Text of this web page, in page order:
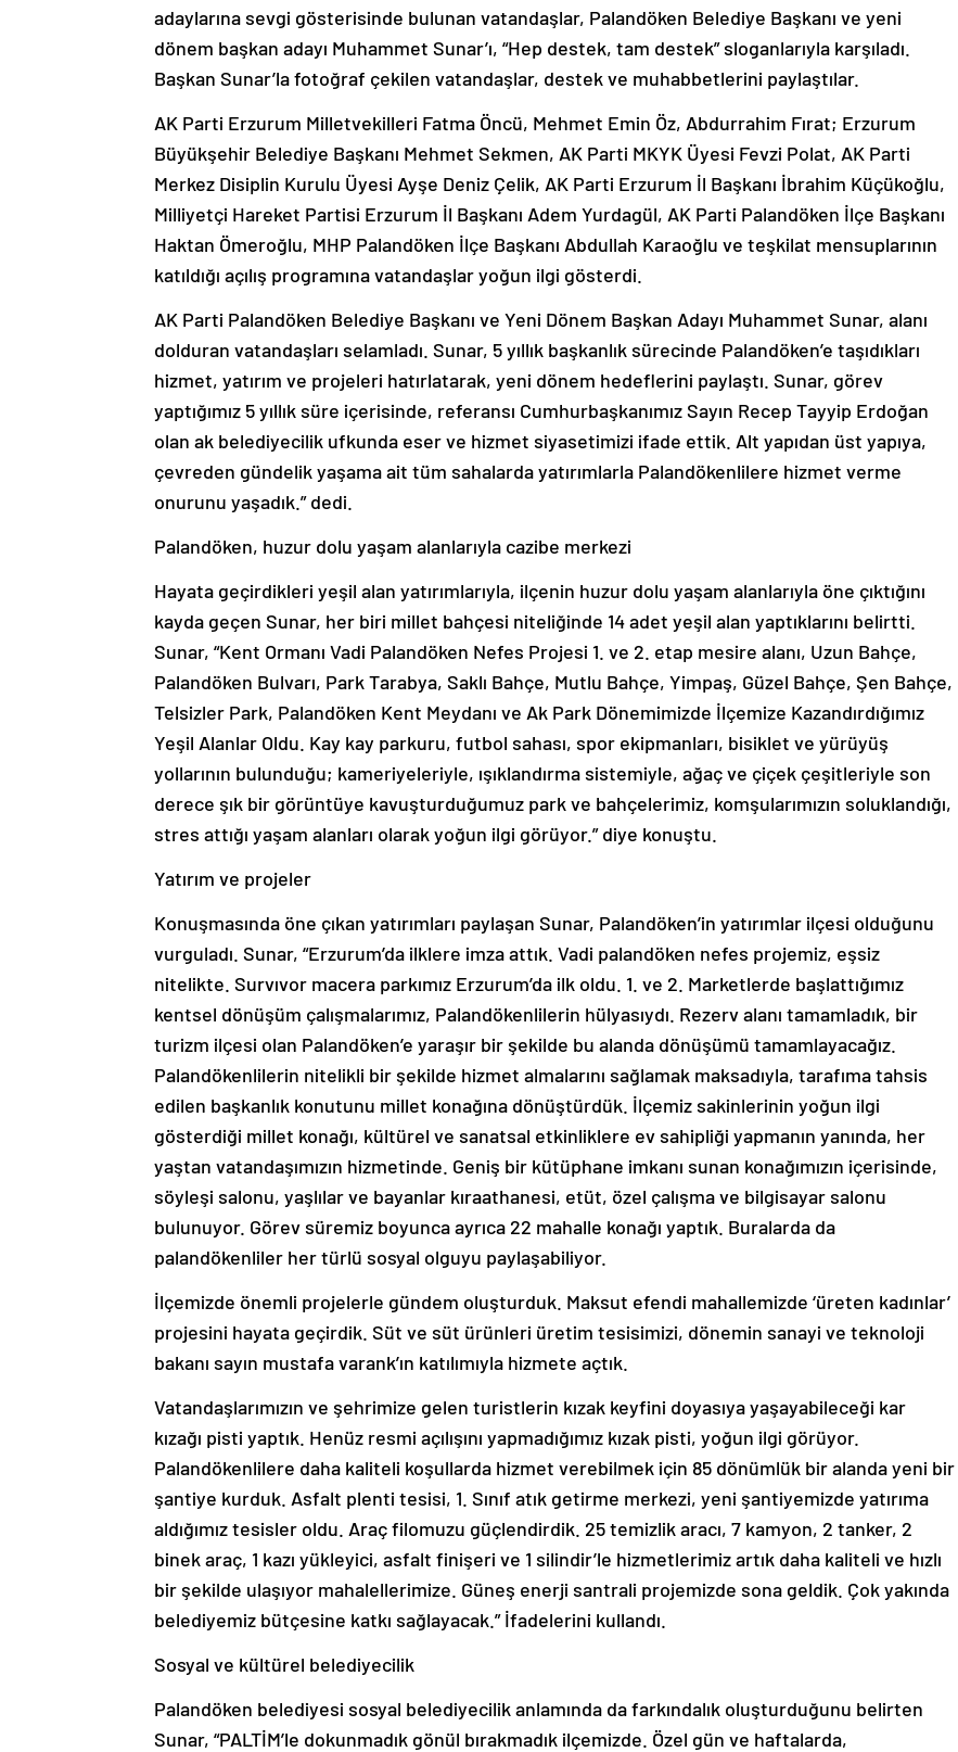
adaylarına sevgi gösterisinde bulunan vatandaşlar, Palandöken Belediye Başkanı ve yeni
dönem başkan adayı Muhammet Sunar’ı, “Hep destek, tam destek” sloganlarıyla karşıladı.
Başkan Sunar’la fotoğraf çekilen vatandaşlar, destek ve muhabbetlerini paylaştılar.
AK Parti Erzurum Milletvekilleri Fatma Öncü, Mehmet Emin Öz, Abdurrahim Fırat; Erzurum
Büyükşehir Belediye Başkanı Mehmet Sekmen, AK Parti MKYK Üyesi Fevzi Polat, AK Parti
Merkez Disiplin Kurulu Üyesi Ayşe Deniz Çelik, AK Parti Erzurum İl Başkanı İbrahim Küçükoğlu,
Milliyetçi Hareket Partisi Erzurum İl Başkanı Adem Yurdagül, AK Parti Palandöken İlçe Başkanı
Haktan Ömeroğlu, MHP Palandöken İlçe Başkanı Abdullah Karaoğlu ve teşkilat mensuplarının
katıldığı açılış programına vatandaşlar yoğun ilgi gösterdi.
AK Parti Palandöken Belediye Başkanı ve Yeni Dönem Başkan Adayı Muhammet Sunar, alanı
dolduran vatandaşları selamladı. Sunar, 5 yıllık başkanlık sürecinde Palandöken’e taşıdıkları
hizmet, yatırım ve projeleri hatırlatarak, yeni dönem hedeflerini paylaştı. Sunar, görev
yaptığımız 5 yıllık süre içerisinde, referansı Cumhurbaşkanımız Sayın Recep Tayyip Erdoğan
olan ak belediyecilik ufkunda eser ve hizmet siyasetimizi ifade ettik. Alt yapıdan üst yapıya,
çevreden gündelik yaşama ait tüm sahalarda yatırımlarla Palandökenlilere hizmet verme
onurunu yaşadık.” dedi.
Palandöken, huzur dolu yaşam alanlarıyla cazibe merkezi
Hayata geçirdikleri yeşil alan yatırımlarıyla, ilçenin huzur dolu yaşam alanlarıyla öne çıktığını
kayda geçen Sunar, her biri millet bahçesi niteliğinde 14 adet yeşil alan yaptıklarını belirtti.
Sunar, “Kent Ormanı Vadi Palandöken Nefes Projesi 1. ve 2. etap mesire alanı, Uzun Bahçe,
Palandöken Bulvarı, Park Tarabya, Saklı Bahçe, Mutlu Bahçe, Yimpaş, Güzel Bahçe, Şen Bahçe,
Telsizler Park, Palandöken Kent Meydanı ve Ak Park Dönemimizde İlçemize Kazandırdığımız
Yeşil Alanlar Oldu. Kay kay parkuru, futbol sahası, spor ekipmanları, bisiklet ve yürüyüş
yollarının bulunduğu; kameriyeleriyle, ışıklandırma sistemiyle, ağaç ve çiçek çeşitleriyle son
derece şık bir görüntüye kavuşturduğumuz park ve bahçelerimiz, komşularımızın soluklandığı,
stres attığı yaşam alanları olarak yoğun ilgi görüyor.” diye konuştu.
Yatırım ve projeler
Konuşmasında öne çıkan yatırımları paylaşan Sunar, Palandöken’in yatırımlar ilçesi olduğunu
vurguladı. Sunar, “Erzurum’da ilklere imza attık. Vadi palandöken nefes projemiz, eşsiz
nitelikte. Survıvor macera parkımız Erzurum’da ilk oldu. 1. ve 2. Marketlerde başlattığımız
kentsel dönüşüm çalışmalarımız, Palandökenlilerin hülyasıydı. Rezerv alanı tamamladık, bir
turizm ilçesi olan Palandöken’e yaraşır bir şekilde bu alanda dönüşümü tamamlayacağız.
Palandökenlilerin nitelikli bir şekilde hizmet almalarını sağlamak maksadıyla, tarafıma tahsis
edilen başkanlık konutunu millet konağına dönüştürdük. İlçemiz sakinlerinin yoğun ilgi
gösterdiği millet konağı, kültürel ve sanatsal etkinliklere ev sahipliği yapmanın yanında, her
yaştan vatandaşımızın hizmetinde. Geniş bir kütüphane imkanı sunan konağımızın içerisinde,
söyleşi salonu, yaşlılar ve bayanlar kıraathanesi, etüt, özel çalışma ve bilgisayar salonu
bulunuyor. Görev süremiz boyunca ayrıca 22 mahalle konağı yaptık. Buralarda da
palandökenliler her türlü sosyal olguyu paylaşabiliyor.
İlçemizde önemli projelerle gündem oluşturduk. Maksut efendi mahallemizde ‘üreten kadınlar’
projesini hayata geçirdik. Süt ve süt ürünleri üretim tesisimizi, dönemin sanayi ve teknoloji
bakanı sayın mustafa varank’ın katılımıyla hizmete açtık.
Vatandaşlarımızın ve şehrimize gelen turistlerin kızak keyfini doyasıya yaşayabileceği kar
kızağı pisti yaptık. Henüz resmi açılışını yapmadığımız kızak pisti, yoğun ilgi görüyor.
Palandökenlilere daha kaliteli koşullarda hizmet verebilmek için 85 dönümlük bir alanda yeni bir
şantiye kurduk. Asfalt plenti tesisi, 1. Sınıf atık getirme merkezi, yeni şantiyemizde yatırıma
aldığımız tesisler oldu. Araç filomuzu güçlendirdik. 25 temizlik aracı, 7 kamyon, 2 tanker, 2
binek araç, 1 kazı yükleyici, asfalt finişeri ve 1 silindir’le hizmetlerimiz artık daha kaliteli ve hızlı
bir şekilde ulaşıyor mahalellerimize. Güneş enerji santrali projemizde sona geldik. Çok yakında
belediyemiz bütçesine katkı sağlayacak.” İfadelerini kullandı.
Sosyal ve kültürel belediyecilik
Palandöken belediyesi sosyal belediyecilik anlamında da farkındalık oluşturduğunu belirten
Sunar, “PALTİM’le dokunmadık gönül bırakmadık ilçemizde. Özel gün ve haftalarda,